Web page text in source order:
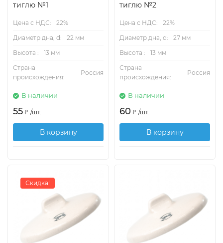
тиглю №1
Цена с НДС:
22%
Диаметр дна, d:
22 мм
Высота :
13 мм
Страна
происхождения:
Россия
В наличии
55 ₽ /шт.
В корзину
тиглю №2
Цена с НДС:
22%
Диаметр дна, d:
27 мм
Высота :
13 мм
Страна
происхождения:
Россия
В наличии
60 ₽ /шт.
В корзину
Скидка!